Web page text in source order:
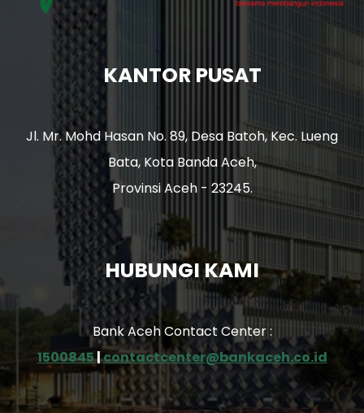
KANTOR PUSAT
Jl. Mr. Mohd Hasan No. 89, Desa Batoh, Kec. Lueng
Bata, Kota Banda Aceh,
Provinsi Aceh - 23245.
HUBUNGI KAMI
Bank Aceh Contact Center :
1500845|contactcenter@bankaceh.co.id